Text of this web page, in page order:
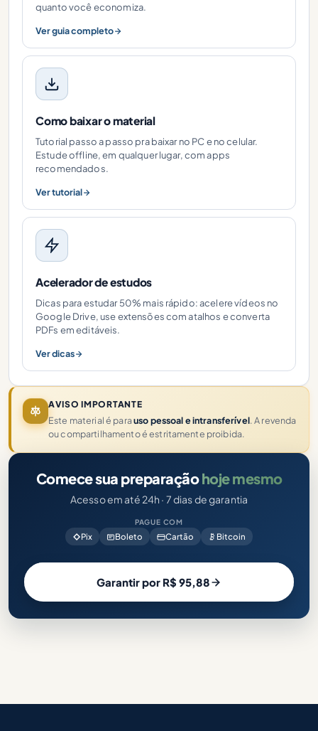
quanto você economiza.
Ver guia completo
Como baixar o material
Tutorial passo a passo pra baixar no PC e no celular.
Estude offline, em qualquer lugar, com apps
recomendados.
Ver tutorial
Acelerador de estudos
Dicas para estudar 50% mais rápido: acelere vídeos no
Google Drive, use extensões com atalhos e converta
PDFs em editáveis.
Ver dicas
AVISO IMPORTANTE
Este material é parauso pessoal e intransferível. A revenda
ou compartilhamento é estritamente proibida.
Comece sua preparaçãohoje mesmo
Acesso em até 24h · 7 dias de garantia
PAGUE COM
Pix Boleto Cartão Bitcoin
Garantir por R$ 95,88